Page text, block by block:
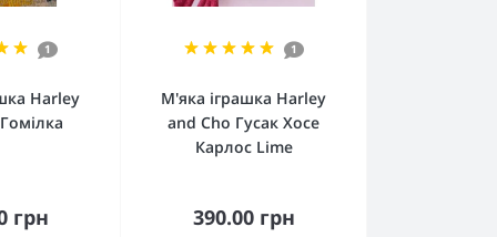
1
Harley
грн
1
М'яка іграшка Harley
and Cho Гусак Хосе
Карлос Lime
390.00 грн